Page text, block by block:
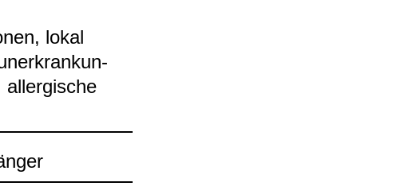
lokal
all­er­gi­sche